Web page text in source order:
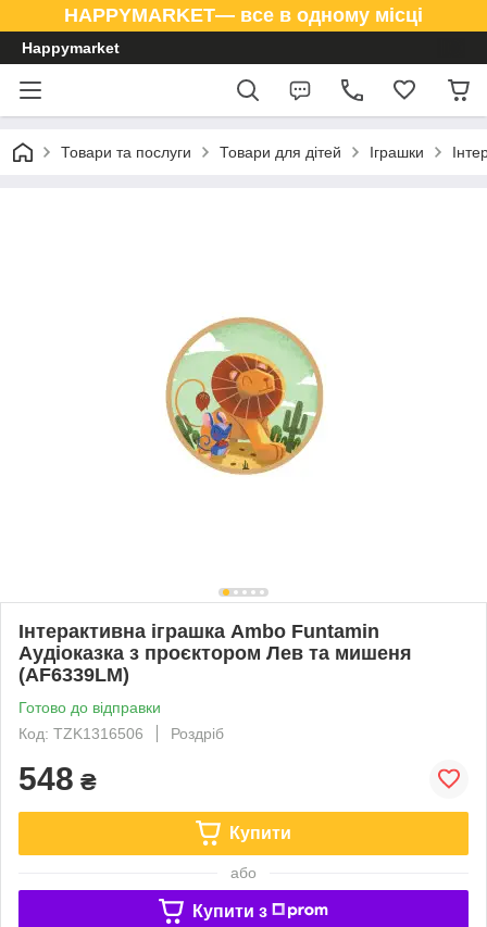
HAPPYMARKET— все в одному місці
Happymarket
Товари та послуги Товари для дітей Іграшки
Інтерактивна іграшка Ambo Funtamin
Аудіоказка з проєктором Лев та мишеня
(AF6339LM)
Готово до відправки
Код: TZK1316506
Роздріб
548 ₴
Купити
або
Купити з